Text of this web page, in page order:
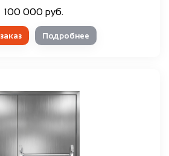
100 000 руб.
Подробнее